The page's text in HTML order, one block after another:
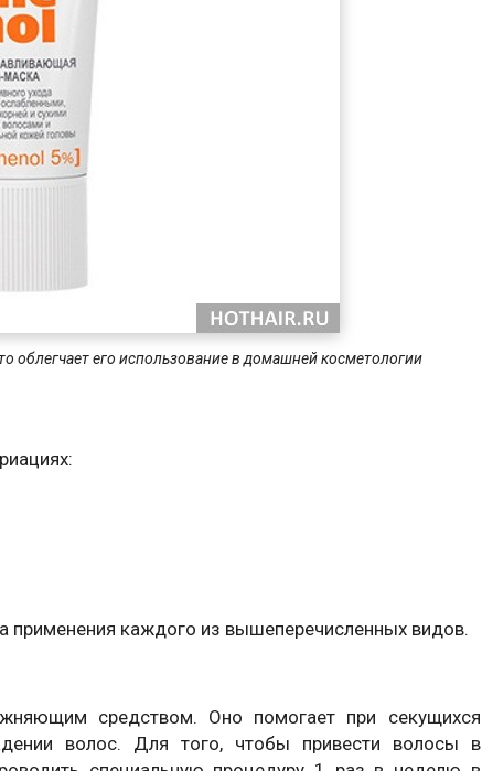
облегчает его использование в домашней косметологии
применения каждого из вышеперечисленных видов.
средством. Оно помогает при секущихся
волос. Для того, чтобы привести волосы в